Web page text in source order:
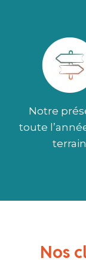
Notre
toute
terrain
Nos